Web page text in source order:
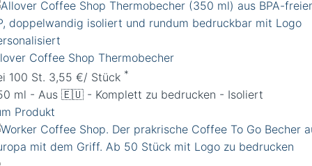
Coffee Shop Thermobecher
100 St. 3,55 €/ Stück *
ml - Aus 🇪🇺 - Komplett zu bedrucken - Isoliert
Produkt